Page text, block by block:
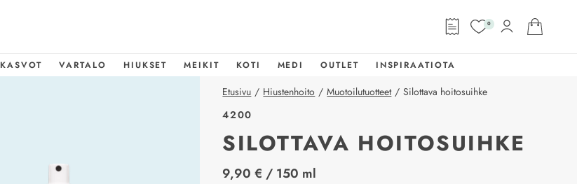
0
KASVOT VARTALO HIUKSET MEIKIT KOTI MEDI OUTLET INSPIRAATIOTA
Etusivu / Hiustenhoito / Muotoilutuotteet / Silottava hoitosuihke
4200
SILOTTAVA HOITOSUIHKE
price_label
9,90 € / 150 ml